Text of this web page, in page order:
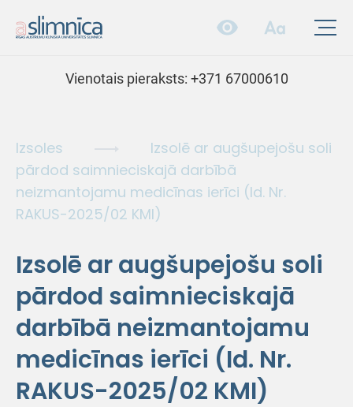
Vienotais pieraksts: +371 67000610
Izsoles
Izsolē ar augšupejošu soli
pārdod saimnieciskajā darbībā
neizmantojamu medicīnas ierīci (Id. Nr.
RAKUS-2025/02 KMI)
Izsolē ar augšupejošu soli
pārdod saimnieciskajā
darbībā neizmantojamu
medicīnas ierīci (Id. Nr.
RAKUS-2025/02 KMI)